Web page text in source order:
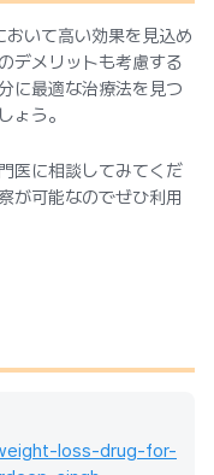
いて高い効果を見込め
デメリットも考慮する
に最適な治療法を見つ
ょう。
医に相談してみてくだ
が可能なのでぜひ利用
loss-drug-for-